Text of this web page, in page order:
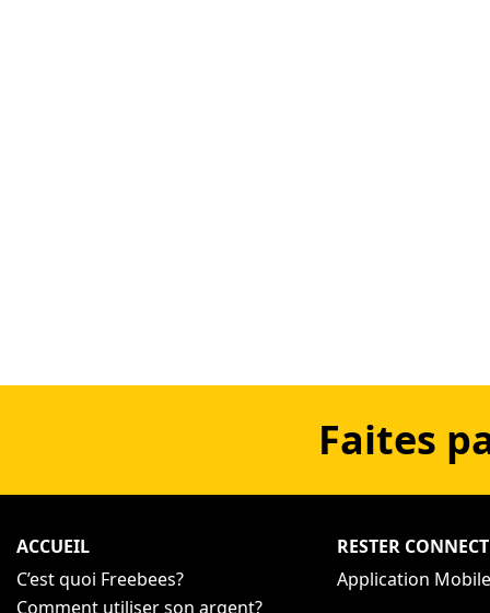
Faites
ACCUEIL
C’est quoi Freebees?
Comment utiliser son argent?
RESTER
Application Mobile